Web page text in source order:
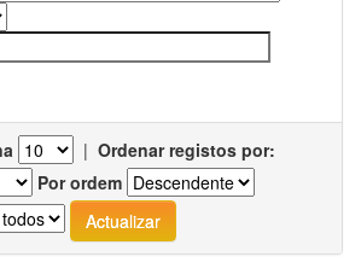
| Ordenar registos por:
Por ordem